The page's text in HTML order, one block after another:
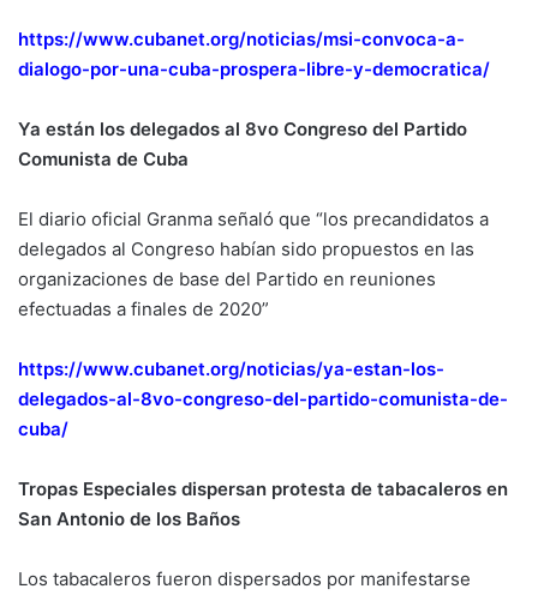
https://www.cubanet.org/noticias/msi-convoca-a-
dialogo-por-una-cuba-prospera-libre-y-democratica/
Ya están los delegados al 8vo Congreso del Partido
Comunista de Cuba
El diario oficial Granma señaló que “los precandidatos a
delegados al Congreso habían sido propuestos en las
organizaciones de base del Partido en reuniones
efectuadas a finales de 2020”
https://www.cubanet.org/noticias/ya-estan-los-
delegados-al-8vo-congreso-del-partido-comunista-de-
cuba/
Tropas Especiales dispersan protesta de tabacaleros en
San Antonio de los Baños
Los tabacaleros fueron dispersados por manifestarse